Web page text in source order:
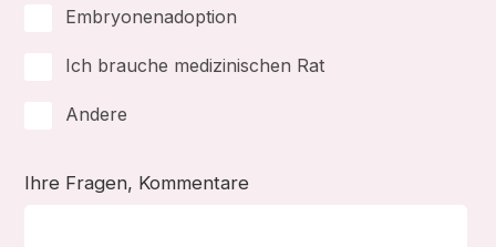
Embryonenadoption
Ich brauche medizinischen Rat
Andere
Ihre Fragen, Kommentare